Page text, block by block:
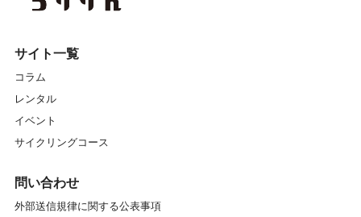
サイト一覧
コラム
レンタル
イベント
サイクリングコース
問い合わせ
外部送信規律に関する公表事項